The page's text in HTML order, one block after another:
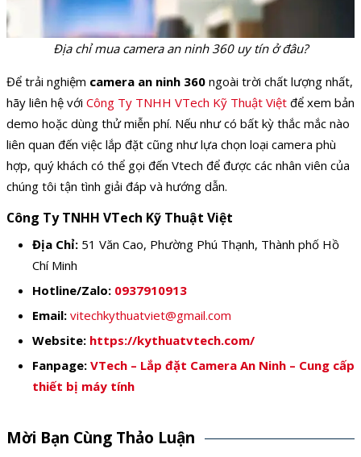
Địa chỉ mua camera an ninh 360 uy tín ở đâu?
Để trải nghiệm camera an ninh 360 ngoài trời chất lượng nhất,
hãy liên hệ với Công Ty TNHH VTech Kỹ Thuật Việt để xem bản
demo hoặc dùng thử miễn phí. Nếu như có bất kỳ thắc mắc nào
liên quan đến việc lắp đặt cũng như lựa chọn loại camera phù
hợp, quý khách có thể gọi đến Vtech để được các nhân viên của
chúng tôi tận tình giải đáp và hướng dẫn.
Công Ty TNHH VTech Kỹ Thuật Việt
Địa Chỉ: 51 Văn Cao, Phường Phú Thạnh, Thành phố Hồ
Chí Minh
Hotline/Zalo: 0937910913
Email: vitechkythuatviet@gmail.com
Website: https://kythuatvtech.com/
Fanpage: VTech – Lắp đặt Camera An Ninh – Cung cấp
thiết bị máy tính
Mời Bạn Cùng Thảo Luận